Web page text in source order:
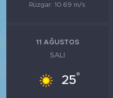
Rüzgar: 10.69 m/s
11 AĞUSTOS
SALI
25°